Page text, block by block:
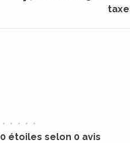
• • • • •
0 étoiles selon 0 avis